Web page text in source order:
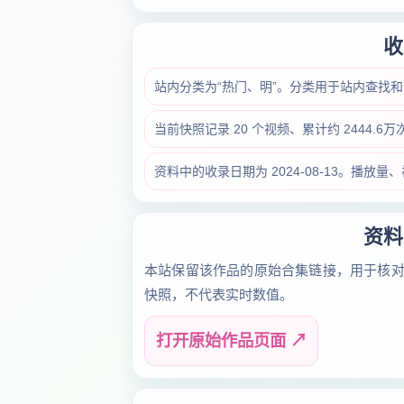
站内分类为“热门、明”。分类用于站内查找
当前快照记录 20 个视频、累计约 2444.6
资料中的收录日期为 2024-08-13。播放量
资
本站保留该作品的原始合集链接，用于核
快照，不代表实时数值。
打开原始作品页面 ↗